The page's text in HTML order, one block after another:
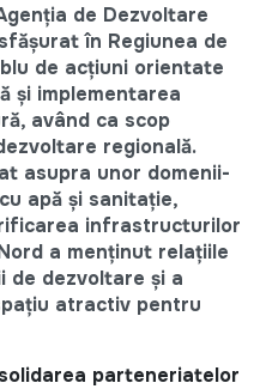
de Dezvoltare
în Regiunea de
de acțiuni orientate
și implementarea
având ca scop
regională.
asupra unor domenii-
apă și sanitație,
infrastructurilor
a menținut relațiile
de dezvoltare și a
atractiv pentru
parteneriatelor